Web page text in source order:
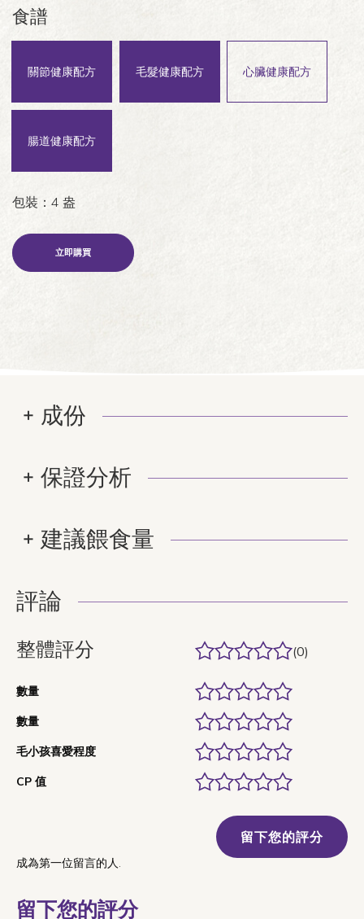
食譜
關節健康配方 毛髮健康配方 心臟健康配方
腸道健康配方
包裝：4 盎
立即購買
成份
保證分析
建議餵食量
評論
整體評分 (0)
數量
數量
毛小孩喜愛程度
CP 值
留下您的評分
成為第一位留言的人.
留下您的評分